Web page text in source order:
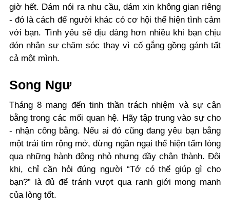
giờ hết. Dám nói ra nhu cầu, dám xin không gian riêng
- đó là cách để người khác có cơ hội thể hiện tình cảm
với bạn. Tình yêu sẽ dịu dàng hơn nhiều khi bạn chịu
đón nhận sự chăm sóc thay vì cố gắng gồng gánh tất
cả một mình.
Song Ngư
Tháng 8 mang đến tinh thần trách nhiệm và sự cân
bằng trong các mối quan hệ. Hãy tập trung vào sự cho
- nhận công bằng. Nếu ai đó cũng đang yêu bạn bằng
một trái tim rộng mở, đừng ngần ngại thể hiện tấm lòng
qua những hành động nhỏ nhưng đầy chân thành. Đôi
khi, chỉ cần hỏi đúng người “Tớ có thể giúp gì cho
bạn?” là đủ để tránh vượt qua ranh giới mong manh
của lòng tốt.